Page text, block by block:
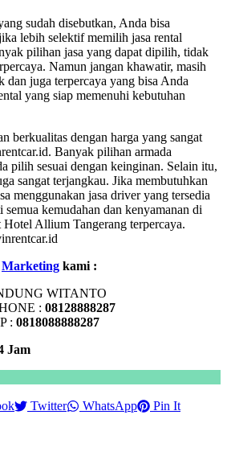
sudah disebutkan, Anda bisa
lebih selektif memilih jasa rental
pilihan jasa yang dapat dipilih, tidak
Namun jangan khawatir, masih
dan juga terpercaya yang bisa Anda
yang siap memenuhi kebutuhan
berkualitas dengan harga yang sangat
Banyak pilihan armada
pilih sesuai dengan keinginan. Selain itu,
sangat terjangkau. Jika membutuhkan
menggunakan jasa driver yang tersedia
kemudahan dan kenyamanan di
Hotel Allium Tangerang terpercaya.
Marketing kami :
WITANTO
: 08128888287
: 0818088888287
Jam
Twitter WhatsApp Pin It